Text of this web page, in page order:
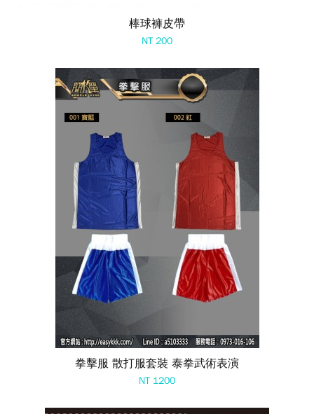
棒球褲皮帶
NT 200
拳擊服 散打服套裝 泰拳武術表演
NT 1200